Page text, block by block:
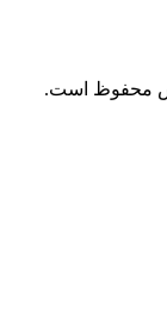
محفوظ است.